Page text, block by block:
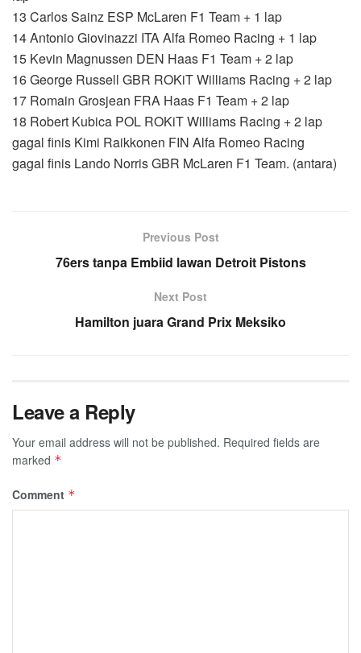
13 Carlos Sainz ESP McLaren F1 Team + 1 lap
14 Antonio Giovinazzi ITA Alfa Romeo Racing + 1 lap
15 Kevin Magnussen DEN Haas F1 Team + 2 lap
16 George Russell GBR ROKiT Williams Racing + 2 lap
17 Romain Grosjean FRA Haas F1 Team + 2 lap
18 Robert Kubica POL ROKiT Williams Racing + 2 lap
gagal finis Kimi Raikkonen FIN Alfa Romeo Racing
gagal finis Lando Norris GBR McLaren F1 Team. (antara)
Previous Post
76ers tanpa Embiid lawan Detroit Pistons
Next Post
Hamilton juara Grand Prix Meksiko
Leave a Reply
Your email address will not be published. Required fields are
marked *
Comment *